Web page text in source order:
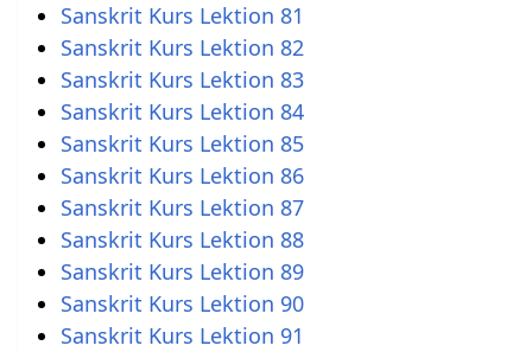
Sanskrit Kurs Lektion 81
Sanskrit Kurs Lektion 82
Sanskrit Kurs Lektion 83
Sanskrit Kurs Lektion 84
Sanskrit Kurs Lektion 85
Sanskrit Kurs Lektion 86
Sanskrit Kurs Lektion 87
Sanskrit Kurs Lektion 88
Sanskrit Kurs Lektion 89
Sanskrit Kurs Lektion 90
Sanskrit Kurs Lektion 91